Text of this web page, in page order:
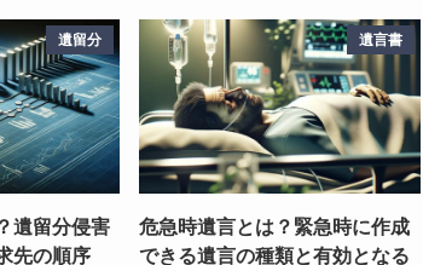
遺留分
遺留分侵害
先の順序
遺言書
危急時遺言とは？緊急時に作成
できる遺言の種類と有効となる